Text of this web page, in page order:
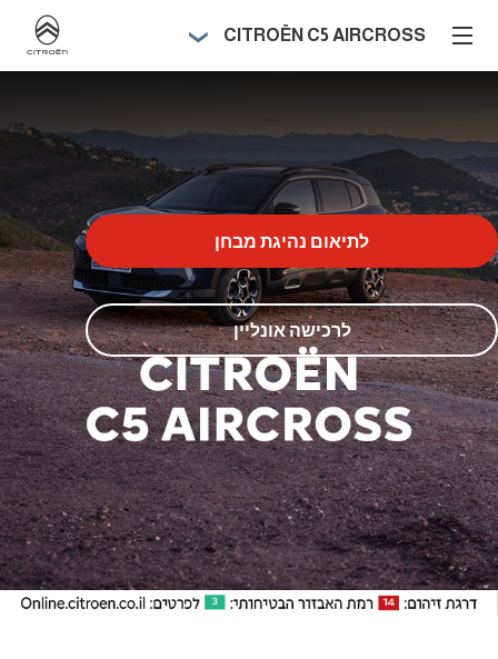
CITROËN C5 AIRCROSS
לתיאום נהיגת מבחן
לרכישה אונליין